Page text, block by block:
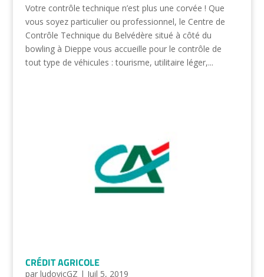
Votre contrôle technique n’est plus une corvée ! Que
vous soyez particulier ou professionnel, le Centre de
Contrôle Technique du Belvédère situé à côté du
bowling à Dieppe vous accueille pour le contrôle de
tout type de véhicules : tourisme, utilitaire léger,...
CRÉDIT AGRICOLE
par ludovicGZ | Juil 5, 2019